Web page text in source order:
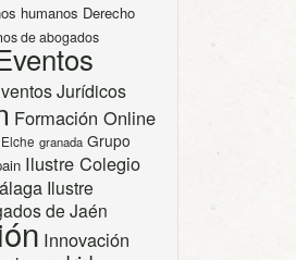
humanos Derecho
de abogados
Jurídicos
Formación Online
granada Grupo
Ilustre Colegio
Ilustre
de Jaén
Innovación